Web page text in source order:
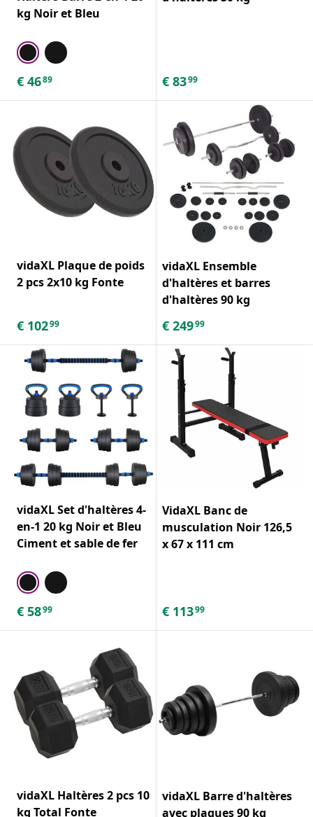
kg Noir et Bleu
€ 4689 € 8399
vidaXL Plaque de poids
2 pcs 2x10 kg Fonte
€ 10299
vidaXL Ensemble
d'haltères et barres
d'haltères 90 kg
€ 24999
vidaXL Set d'haltères 4-
en-1 20 kg Noir et Bleu
Ciment et sable de fer
€ 5899
VidaXL Banc de
musculation Noir 126,5
x 67 x 111 cm
€ 11399
vidaXL Haltères 2 pcs 10
kg Total Fonte
vidaXL Barre d'haltères
avec plaques 90 kg